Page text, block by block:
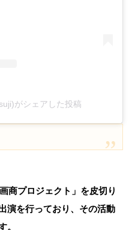
がシェアした投稿
商プロジェクト」を皮切り
演を行っており、その活動
。